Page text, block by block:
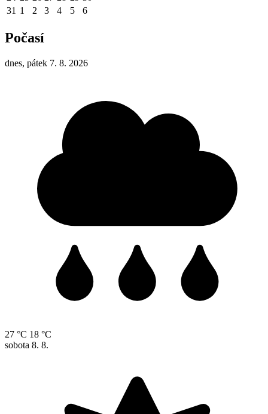
31 1 2 3 4 5 6
Počasí
dnes, pátek 7. 8. 2026
27 °C 18 °C
sobota 8. 8.